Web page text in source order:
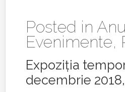
Posted in
Evenimente,
Expoziţia
decembrie